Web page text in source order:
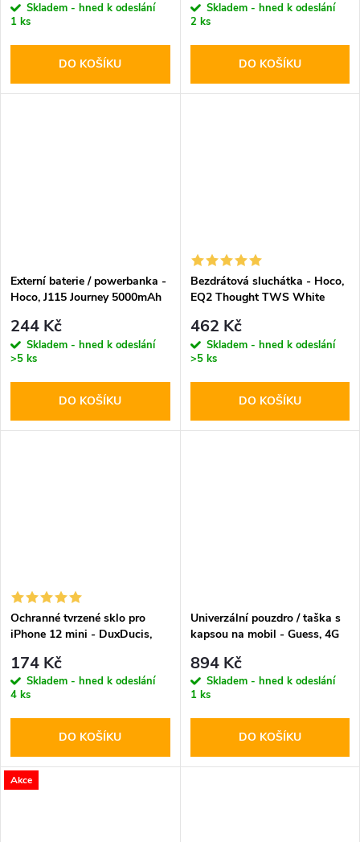
Skladem - hned k odeslání
1 ks
DO KOŠÍKU
Skladem - hned k odeslání
2 ks
DO KOŠÍKU
Externí baterie / powerbanka -
Hoco, J115 Journey 5000mAh
244 Kč
Skladem - hned k odeslání
>5 ks
DO KOŠÍKU
Bezdrátová sluchátka - Hoco,
EQ2 Thought TWS White
462 Kč
Skladem - hned k odeslání
>5 ks
DO KOŠÍKU
Ochranné tvrzené sklo pro
iPhone 12 mini - DuxDucis,
174 Kč
Skladem - hned k odeslání
4 ks
DO KOŠÍKU
Univerzální pouzdro / taška s
kapsou na mobil - Guess, 4G
894 Kč
Skladem - hned k odeslání
1 ks
DO KOŠÍKU
Akce